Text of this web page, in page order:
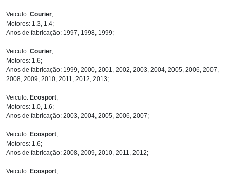
Veiculo: Courier;
Motores: 1.3, 1.4;
Anos de fabricação: 1997, 1998, 1999;
Veiculo: Courier;
Motores: 1.6;
Anos de fabricação: 1999, 2000, 2001, 2002, 2003, 2004, 2005, 2006, 2007,
2008, 2009, 2010, 2011, 2012, 2013;
Veiculo: Ecosport;
Motores: 1.0, 1.6;
Anos de fabricação: 2003, 2004, 2005, 2006, 2007;
Veiculo: Ecosport;
Motores: 1.6;
Anos de fabricação: 2008, 2009, 2010, 2011, 2012;
Veiculo: Ecosport;